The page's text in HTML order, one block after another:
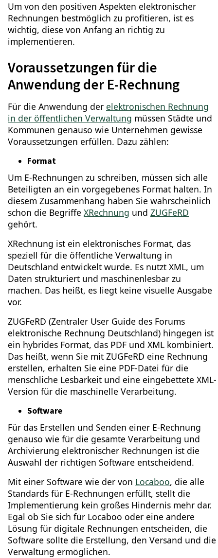
Um von den positiven Aspekten elektronischer
Rechnungen bestmöglich zu profitieren, ist es
wichtig, diese von Anfang an richtig zu
implementieren.
Voraussetzungen für die
Anwendung der E-Rechnung
Für die Anwendung der elektronischen Rechnung
in der öffentlichen Verwaltung müssen Städte und
Kommunen genauso wie Unternehmen gewisse
Voraussetzungen erfüllen. Dazu zählen:
Format
Um E-Rechnungen zu schreiben, müssen sich alle
Beteiligten an ein vorgegebenes Format halten. In
diesem Zusammenhang haben Sie wahrscheinlich
schon die Begriffe XRechnung und ZUGFeRD
gehört.
XRechnung ist ein elektronisches Format, das
speziell für die öffentliche Verwaltung in
Deutschland entwickelt wurde. Es nutzt XML, um
Daten strukturiert und maschinenlesbar zu
machen. Das heißt, es liegt keine visuelle Ausgabe
vor.
ZUGFeRD (Zentraler User Guide des Forums
elektronische Rechnung Deutschland) hingegen ist
ein hybrides Format, das PDF und XML kombiniert.
Das heißt, wenn Sie mit ZUGFeRD eine Rechnung
erstellen, erhalten Sie eine PDF-Datei für die
menschliche Lesbarkeit und eine eingebettete XML-
Version für die maschinelle Verarbeitung.
Software
Für das Erstellen und Senden einer E-Rechnung
genauso wie für die gesamte Verarbeitung und
Archivierung elektronischer Rechnungen ist die
Auswahl der richtigen Software entscheidend.
Mit einer Software wie der von Locaboo, die alle
Standards für E-Rechnungen erfüllt, stellt die
Implementierung kein großes Hindernis mehr dar.
Egal ob Sie sich für Locaboo oder eine andere
Lösung für digitale Rechnungen entscheiden, die
Software sollte die Erstellung, den Versand und die
Verwaltung ermöglichen.